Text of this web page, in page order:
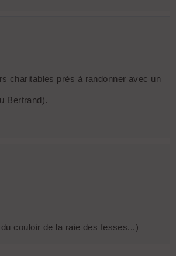
charitables près à randonner avec un
Bertrand).
couloir de la raie des fesses...)